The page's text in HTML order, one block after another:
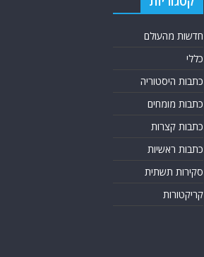
חדשות מהעולם
כללי
כתבות היסטוריה
כתבות מומחים
כתבות קצרות
כתבות ראשיות
סקירות תשתית
קריקטורות